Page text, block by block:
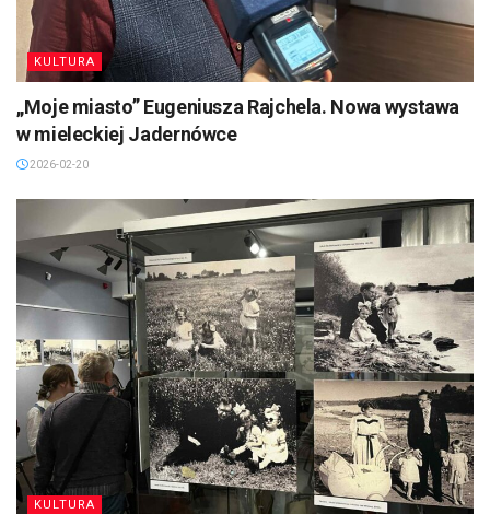
KULTURA
„Moje miasto” Eugeniusza Rajchela. Nowa wystawa
w mieleckiej Jadernówce
2026-02-20
KULTURA